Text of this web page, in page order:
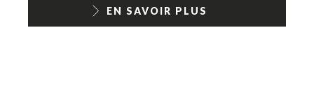
1/18ème moderneEN SAVOIR PLUS